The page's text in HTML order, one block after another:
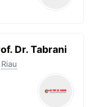
Dr. Tabrani
Riau